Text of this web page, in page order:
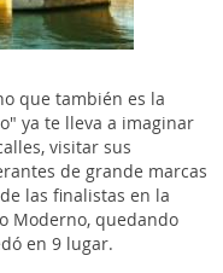
que también es la
ya te lleva a imaginar
visitar sus
de grande marcas
las finalistas en la
Moderno, quedando
en 9 lugar.